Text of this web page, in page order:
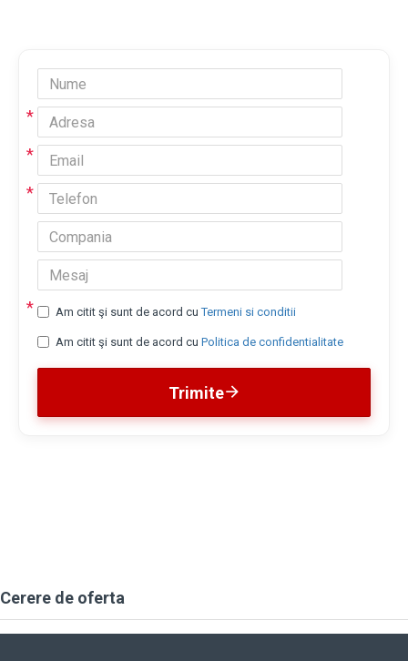
Am citit şi sunt de acord cu Termeni si conditii
Am citit şi sunt de acord cu Politica de confidentialitate
Trimite
Cerere de oferta